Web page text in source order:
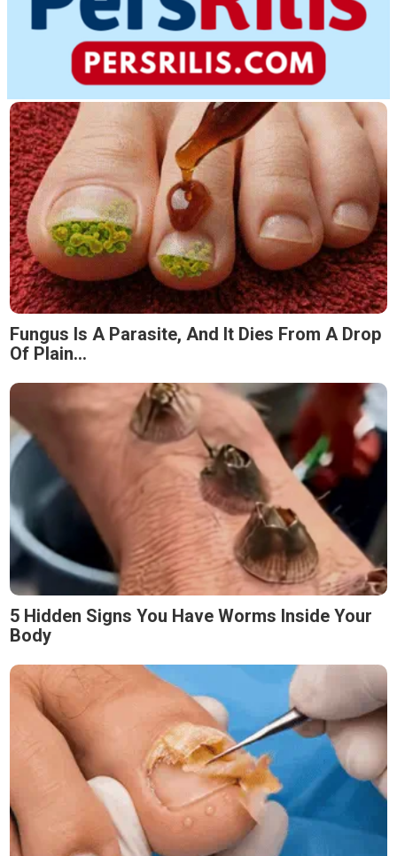
Fungus Is A Parasite, And It Dies From A Drop
Of Plain...
5 Hidden Signs You Have Worms Inside Your
Body